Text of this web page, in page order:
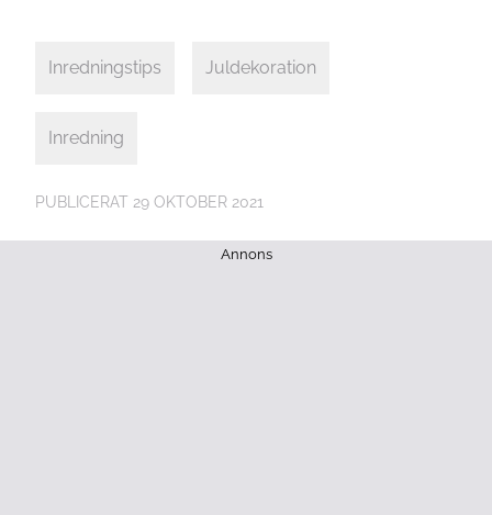
Inredningstips Juldekoration
Inredning
PUBLICERAT 29 OKTOBER 2021
Annons